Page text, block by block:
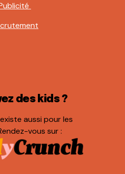
des kids ?
aussi pour les
vous sur :